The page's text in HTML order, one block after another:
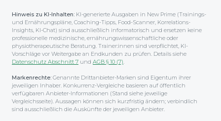
Hinweis zu KI-Inhalten: KI-generierte Ausgaben in New Prime (Trainings-
und Ernährungspläne, Coaching-Tipps, Food-Scanner, Korrelations-
Insights, KI-Chat) sind ausschließlich informatorisch und ersetzen keine
professionelle medizinische, ernährungswissenschaftliche oder
physiotherapeutische Beratung. Trainer:innen sind verpflichtet, KI-
Vorschläge vor Weitergabe an Endkunden zu prüfen. Details siehe
Datenschutz Abschnitt 7 und AGB § 10 (7).
Markenrechte: Genannte Drittanbieter-Marken sind Eigentum ihrer
jeweiligen Inhaber. Konkurrenz-Vergleiche basieren auf öffentlich
verfügbaren Anbieter-Informationen (Stand siehe jeweilige
Vergleichsseite). Aussagen können sich kurzfristig ändern; verbindlich
sind ausschließlich die Auskünfte der jeweiligen Anbieter.